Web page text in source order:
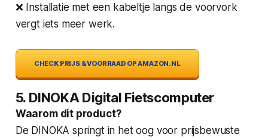
❌ Installatie met een kabeltje langs de voorvork
vergt iets meer werk.
CHECK PRIJS & VOORRAAD OP AMAZON.NL
5. DINOKA Digital Fietscomputer
Waarom dit product?
De DINOKA springt in het oog voor prijsbewuste